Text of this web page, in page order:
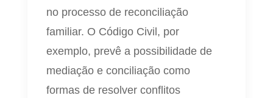
no processo de reconciliação
familiar. O Código Civil, por
exemplo, prevê a possibilidade de
mediação e conciliação como
formas de resolver conflitos